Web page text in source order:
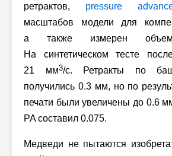
ретрактов, pressure
масштабов модели для
а также измерен
На синтетическом тесте
21 мм3/с. Ретракты по
получились 0.3 мм, но по
печати были увеличены до 0.6
PA составил 0.075.
Медведи не пытаются